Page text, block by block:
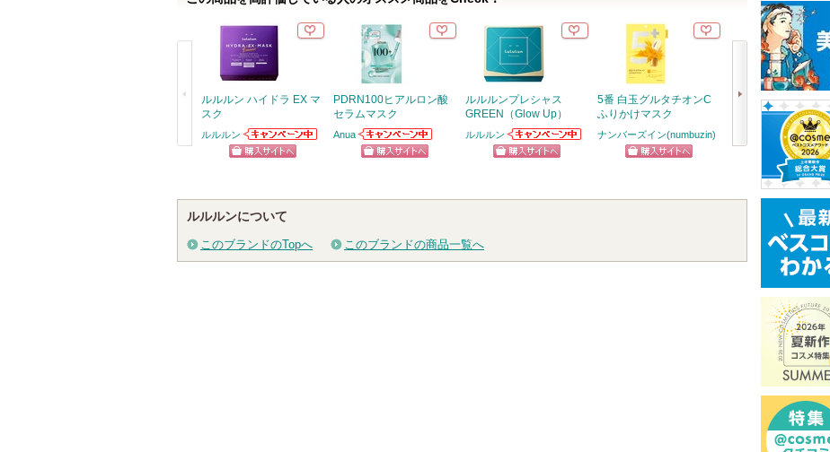
お
気
に
り
登
て
い
ま
ルルルン ハイドラ EX マ
スク
ルルルン
ルルルンからの
お知らせがあり
PDRN100ヒアルロン酸
セラムマスク
Anua
Anuaからのお知
らせがあります
ルルルンプレシャス
GREEN（Glow Up）
ルルルン
ルルルンからの
お知らせがあり
5番 白玉グルタチオンC
ふりかけマスク
ナンバーズイン(numbuzin)
クリーミータッチラ
キャンメイク
ショッピン
グサイトへ
ルルルンについて
このブランドのTopへ このブランドの商品一覧へ